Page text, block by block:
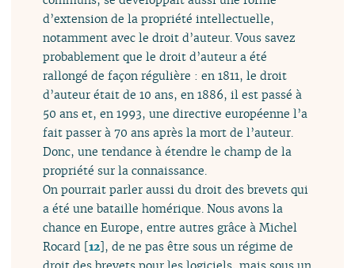
d’extension de la propriété intellectuelle,
notamment avec le droit d’auteur. Vous savez
probablement que le droit d’auteur a été
rallongé de façon régulière : en 1811, le droit
d’auteur était de 10 ans, en 1886, il est passé à
50 ans et, en 1993, une directive européenne l’a
fait passer à 70 ans après la mort de l’auteur.
Donc, une tendance à étendre le champ de la
propriété sur la connaissance.
On pourrait parler aussi du droit des brevets qui
a été une bataille homérique. Nous avons la
chance en Europe, entre autres grâce à Michel
Rocard [12], de ne pas être sous un régime de